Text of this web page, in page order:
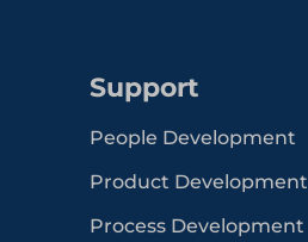
Support
People Development
Product Development
Process Development